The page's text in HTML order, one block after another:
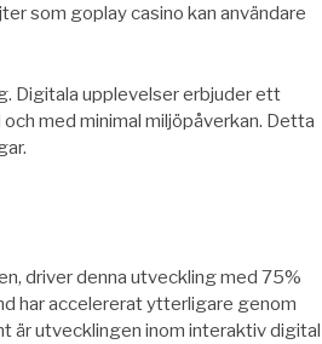
som goplay casino kan användare
Digitala upplevelser erbjuder ett
med minimal miljöpåverkan. Detta
driver denna utveckling med 75%
har accelererat ytterligare genom
är utvecklingen inom interaktiv digital